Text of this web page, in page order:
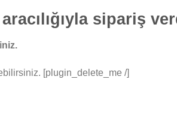
sipariş
[plugin_delete_me /]